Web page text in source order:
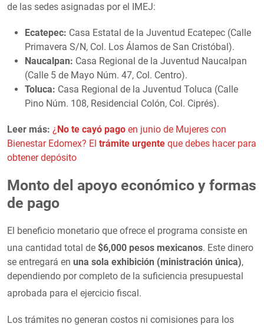
de las sedes asignadas por el IMEJ:
Ecatepec: Casa Estatal de la Juventud Ecatepec (Calle
Primavera S/N, Col. Los Álamos de San Cristóbal).
Naucalpan: Casa Regional de la Juventud Naucalpan
(Calle 5 de Mayo Núm. 47, Col. Centro).
Toluca: Casa Regional de la Juventud Toluca (Calle
Pino Núm. 108, Residencial Colón, Col. Ciprés).
Leer más: ¿ No te cayó pago en junio de Mujeres con
Bienestar Edomex? El trámite urgente que debes hacer para
obtener depósito
Monto del apoyo económico y formas
de pago
El beneficio monetario que ofrece el programa consiste en
una cantidad total de $6,000 pesos mexicanos. Este dinero
se entregará en una sola exhibición (ministración única),
dependiendo por completo de la suficiencia presupuestal
aprobada para el ejercicio fiscal .
Los trámites no generan costos ni comisiones para los